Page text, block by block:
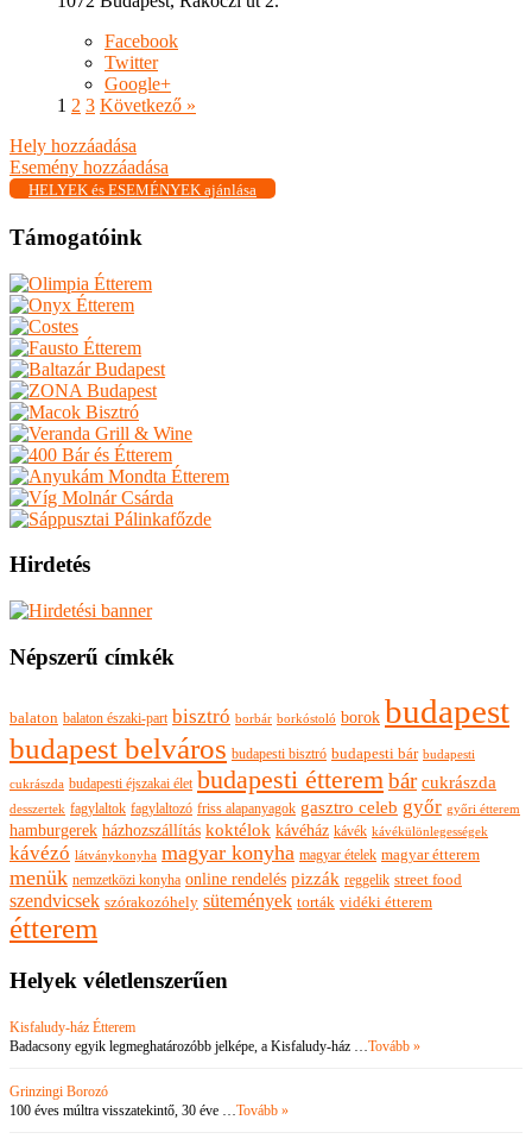
Facebook
Twitter
Google+
1 2 3 Következő »
Hely hozzáadása
Esemény hozzáadása
HELYEK és ESEMÉNYEK ajánlása
Támogatóink
Hirdetés
Népszerű címkék
balaton balaton északi-part bisztró borbár borkóstoló borok budapest
budapest belváros budapesti bisztró budapesti bár budapesti
cukrászda budapesti éjszakai élet budapesti étterembár cukrászda
desszertek fagylaltok fagylaltozó friss alapanyagok gasztro celeb győr győri étterem
hamburgerek házhozszállítás koktélok kávéház kávék kávékülönlegességek
kávézó látványkonyha magyar konyha magyar ételek magyar étterem
menük nemzetközi konyha online rendelés pizzák reggelik street food
szendvicsek szórakozóhely sütemények torták vidéki étterem
étterem
Helyek véletlenszerűen
Kisfaludy-ház Étterem
Badacsony egyik legmeghatározóbb jelképe, a Kisfaludy-ház …Tovább »
Grinzingi Borozó
100 éves múltra visszatekintő, 30 éve …Tovább »